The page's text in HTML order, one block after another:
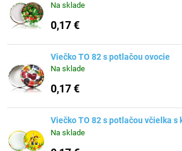
Na sklade
0,17 €
Viečko TO 82 s potlačou ovocie
Na sklade
0,17 €
Viečko TO 82 s potlačou včielka s
Na sklade